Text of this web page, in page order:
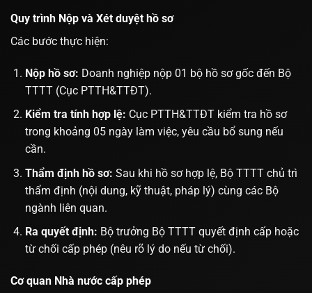
Quy trình Nộp và Xét duyệt hồ sơ
Các bước thực hiện:
Nộp hồ sơ: Doanh nghiệp nộp 01 bộ hồ sơ gốc đến Bộ
TTTT (Cục PTTH&TTĐT).
Kiểm tra tính hợp lệ: Cục PTTH&TTĐT kiểm tra hồ sơ
trong khoảng 05 ngày làm việc, yêu cầu bổ sung nếu
cần.
Thẩm định hồ sơ: Sau khi hồ sơ hợp lệ, Bộ TTTT chủ trì
thẩm định (nội dung, kỹ thuật, pháp lý) cùng các Bộ
ngành liên quan.
Ra quyết định: Bộ trưởng Bộ TTTT quyết định cấp hoặc
từ chối cấp phép (nêu rõ lý do nếu từ chối).
Cơ quan Nhà nước cấp phép